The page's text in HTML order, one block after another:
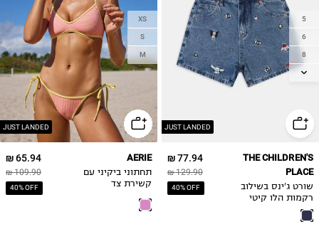
JUST LANDED
5
6
8
10
77.94 ₪
129.90 ₪
40% OFF
THE CHILDREN'S
PLACE
שורט ג'ינס בשילוב
רקמות הלו קיטי
JUST LANDED
XS
S
M
65.94 ₪
109.90 ₪
40% OFF
AERIE
תחתוני ביקיני עם
קשירת צד